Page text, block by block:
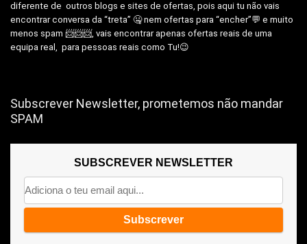
diferente de outros blogs e sites de ofertas, pois aqui tu não vais
encontrar conversa da “treta” 🤐 nem ofertas para “encher”💬 e muito
menos spam 📨📨📨, vais encontrar apenas ofertas reais de uma
equipa real, para pessoas reais como Tu!😉
Subscrever Newsletter, prometemos não mandar
SPAM
SUBSCREVER NEWSLETTER